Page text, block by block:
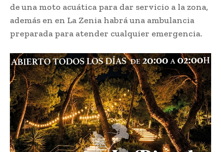
de una moto acuática para dar servicio a la zona,
además en en La Zenia habrá una ambulancia
preparada para atender cualquier emergencia.